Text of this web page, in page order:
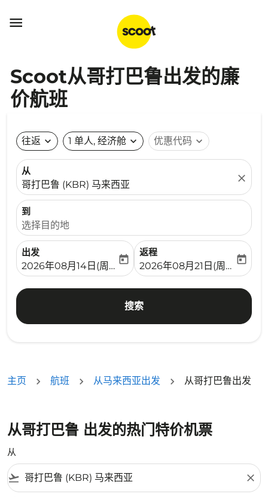

Scoot从哥打巴鲁出发的廉
价航班
往返 expand_more 1 单人, 经济舱 expand_more 优惠代码 expand_more
从
哥打巴鲁 (KBR) 马来西亚
close
到
选择目的地
出发
fc-booking-departure-date-aria-label
2026年08月14日(周五)
today
返程
fc-booking-return-date-
2026年08月21日(周五)
today
搜索
主页 航班 从马来西亚出发 从哥打巴鲁出发
从哥打巴鲁 出发的热门特价机票
从
flight_takeoff close